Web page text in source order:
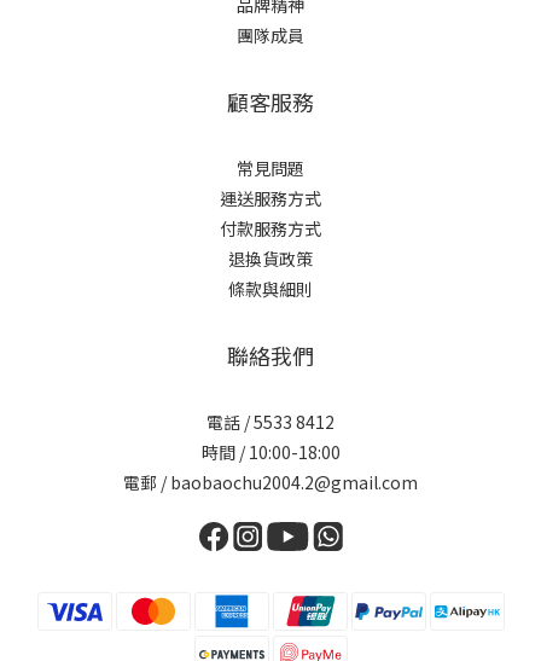
團隊成員
顧客服務
常見問題
運送服務方式
付款服務方式
退換貨政策
條款與細則
聯絡我們
電話 / 5533 8412
時間 / 10:00-18:00
電郵 / baobaochu2004.2@gmail.com